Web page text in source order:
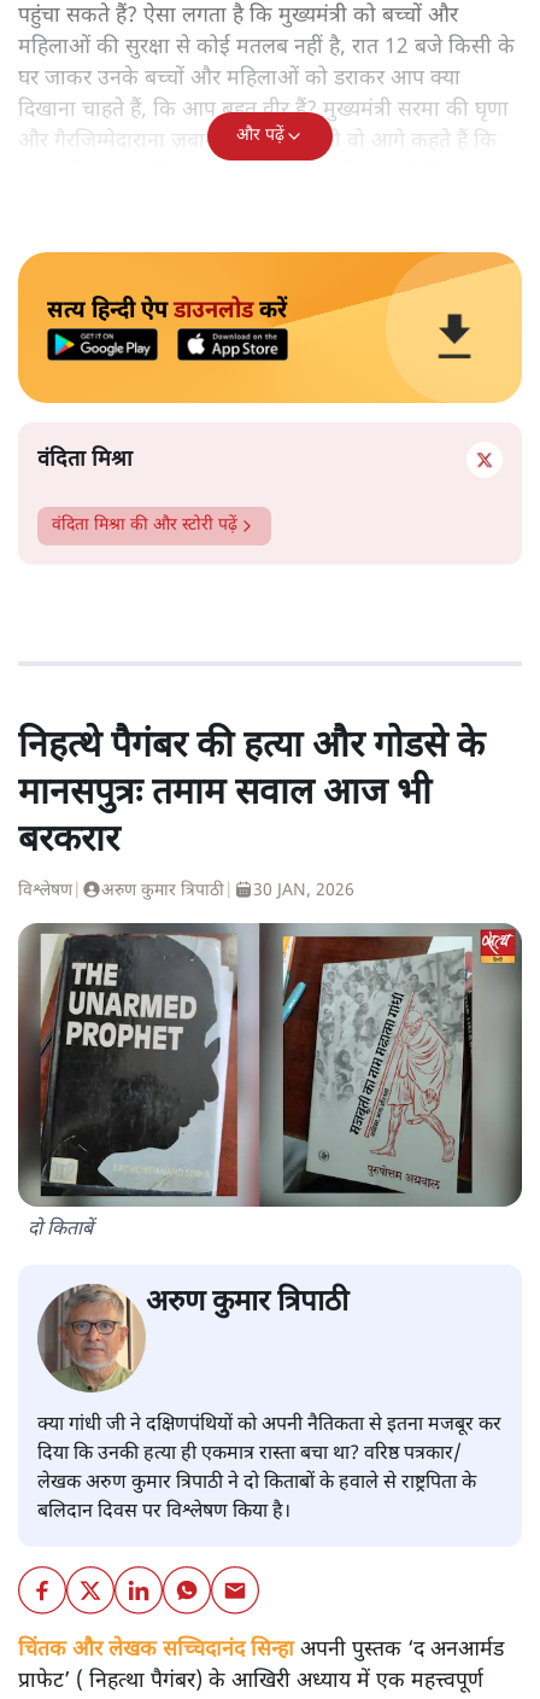
पहुंचा सकते हैं? ऐसा लगता है कि मुख्यमंत्री को बच्चों और
महिलाओं की सुरक्षा से कोई मतलब नहीं है, रात 12 बजे किसी के
घर जाकर उनके बच्चों और महिलाओं को डराकर आप क्या
दिखाना चाहते हैं, कि आप बहुत वीर हैं? मुख्यमंत्री सरमा की घृणा
और गैरजिम्मेदाराना ज़बान यहीं नहीं रुकती वो आगे कहते हैं कि
और पढ़ें
सत्य हिन्दी ऐपडाउनलोडकरें
वंदिता मिश्रा
वंदिता मिश्रा की और स्टोरी पढ़ें
निहत्थे पैगंबर की हत्या और गोडसे के
मानसपुत्रः तमाम सवाल आज भी
बरकरार
विश्लेषण| अरुण कुमार त्रिपाठी 30 JAN, 2026
दो किताबें
अरुण कुमार त्रिपाठी
क्या गांधी जी ने दक्षिणपंथियों को अपनी नैतिकता से इतना मजबूर कर
दिया कि उनकी हत्या ही एकमात्र रास्ता बचा था? वरिष्ठ पत्रकार/
लेखक अरुण कुमार त्रिपाठी ने दो किताबों के हवाले से राष्ट्रपिता के
बलिदान दिवस पर विश्लेषण किया है।
चिंतक और लेखक सच्चिदानंद सिन्हाअपनी पुस्तक ‘द अनआर्मड
प्राफेट’ ( निहत्था पैगंबर) के आखिरी अध्याय में एक महत्त्वपूर्ण